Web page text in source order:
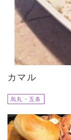
カマル
烏丸・五条